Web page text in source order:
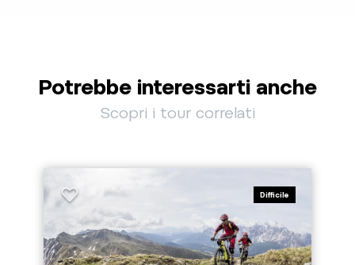
Potrebbe interessarti anche
Scopri i tour correlati
Difficile